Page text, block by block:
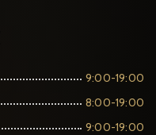
9:00-19:00
8:00-19:00
9:00-19:00